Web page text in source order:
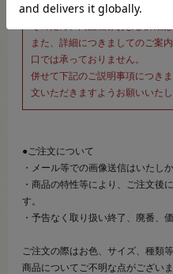
をご確認いただいた上でご注文
また、詳細につきましてのご案
口では承っておりません。
併せて下記のご説明事項につき
文いただきますようお願いいたし
●ご注文について
・メール等での画像送信はいたし
・商品の特性等により、ご注文後
す。
・予告なく取り扱い終了、廃番、
ご注文の際はお色、サイズ、種類
商品についてご不明な点がござい